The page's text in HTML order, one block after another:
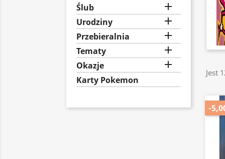
Ślub 
Urodziny 
Przebieralnia 
Tematy 
Okazje 
Karty Pokemon
Jest
-